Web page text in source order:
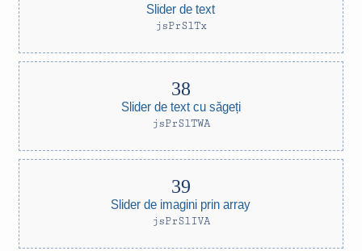
Slider de text
jsPrSlTx
Slider de text cu săgeți
jsPrSlTWA
Slider de imagini prin array
jsPrSlIVA